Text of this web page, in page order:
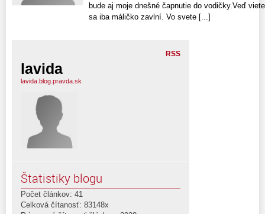
bude aj moje dnešné čapnutie do vodičky.Veď
sa iba máličko zavlní. Vo svete [...]
RSS
lavida
lavida.blog.pravda.sk
Štatistiky blogu
Počet článkov: 41
Celková čítanosť: 83148x